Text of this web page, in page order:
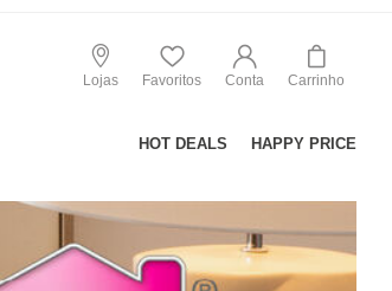
Lojas Favoritos Conta Carrinho
HOT DEALS HAPPY PRICE